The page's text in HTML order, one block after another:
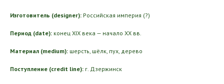
Изготовитель (designer): Российская империя (?)
Период (date): конец ХIХ века — начало ХХ вв.
Материал (medium): шерсть, шёлк, пух, дерево
Поступление (credit line): г. Дзержинск